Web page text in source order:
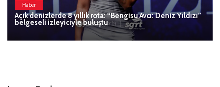
Haber
Açık denizlerde 8 yıllık rota: “Bengisu Avcı: Deniz Yıldızı”
belgeseli izleyiciyle buluştu